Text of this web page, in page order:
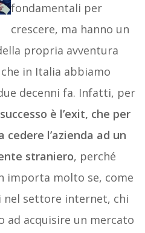
fondamentali per
crescere, ma hanno un
propria avventura
in Italia abbiamo
decenni fa. Infatti, per
è l’exit, che per
cedere l’azienda ad un
straniero, perché
importa molto se, come
nel settore internet, chi
ad acquisire un mercato